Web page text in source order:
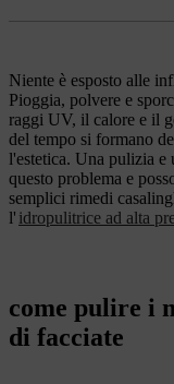
Niente è esposto alle
Pioggia, polvere e
raggi UV, il calore e il
del tempo si formano
l'estetica. Una pulizia e
questo problema e
semplici rimedi
l' idropulitrice ad alta
come pulire i
di facciate